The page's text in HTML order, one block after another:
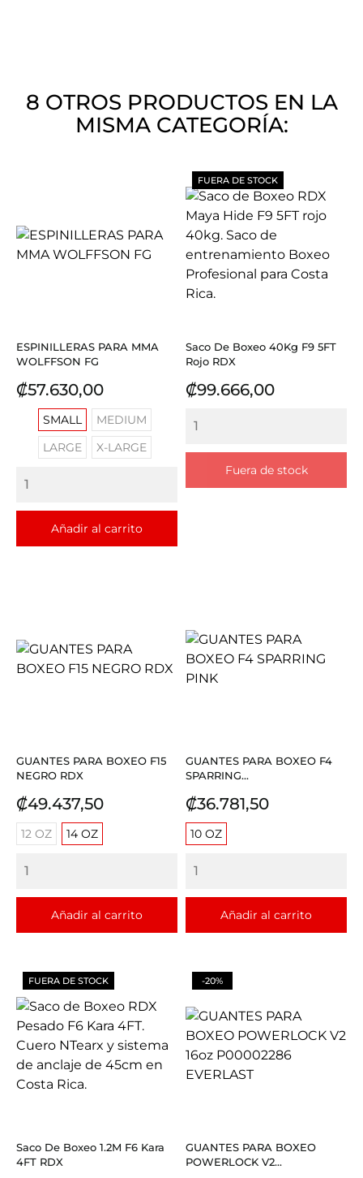
8 OTROS PRODUCTOS EN LA
MISMA CATEGORÍA:
ESPINILLERAS PARA MMA
WOLFFSON FG
Precio
₡57.630,00
SMALL
MEDIUM
LARGE
X-LARGE
Añadir al carrito
Saco De Boxeo 40Kg F9 5FT
Rojo RDX
Precio
₡99.666,00
Fuera de stock
FUERA DE STOCK
GUANTES PARA BOXEO F15
NEGRO RDX
Precio
₡49.437,50
12 OZ 14 OZ
Añadir al carrito
GUANTES PARA BOXEO F4
SPARRING...
Precio
₡36.781,50
10 OZ
Añadir al carrito
Saco De Boxeo 1.2M F6 Kara
4FT RDX
FUERA DE STOCK
GUANTES PARA BOXEO
POWERLOCK V2...
-20%